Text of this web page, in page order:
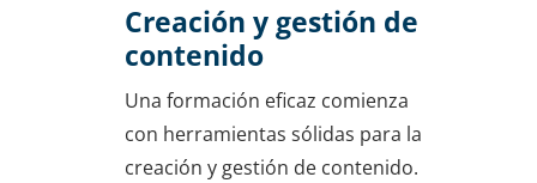
Creación y gestión de
contenido
Una formación eficaz comienza
con herramientas sólidas para la
creación y gestión de contenido.